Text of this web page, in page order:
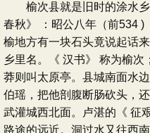
榆次县就是旧时的涂水乡
春秋》 ：昭公八年（前534 )
榆地方有一块石头竟说起话
乡里名。《 汉书》 称为榆
莽则叫太原亭。县城南面水
伯瑶，把他剖腹断肠砍头，
武灌城西北面。卢湛的《 征
路途的远近。洞过水又往西